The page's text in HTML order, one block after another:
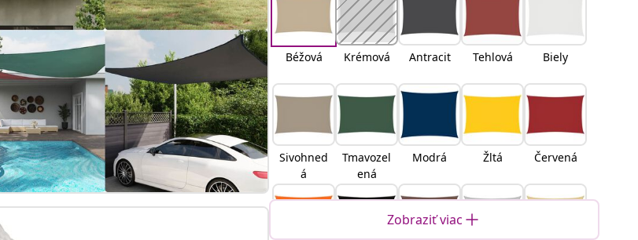
Béžová Krémová Antracit Tehlová Biely
Sivohned
á
Tmavozel
ená
Modrá Žltá Červená
Zobraziť viac